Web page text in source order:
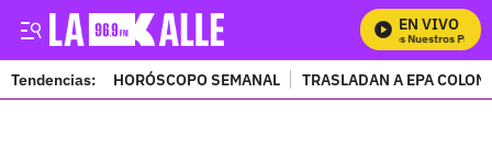
EN VIVO
Mira Todos Nuestros
Tendencias: HORÓSCOPO SEMANAL TRASLADAN A EPA